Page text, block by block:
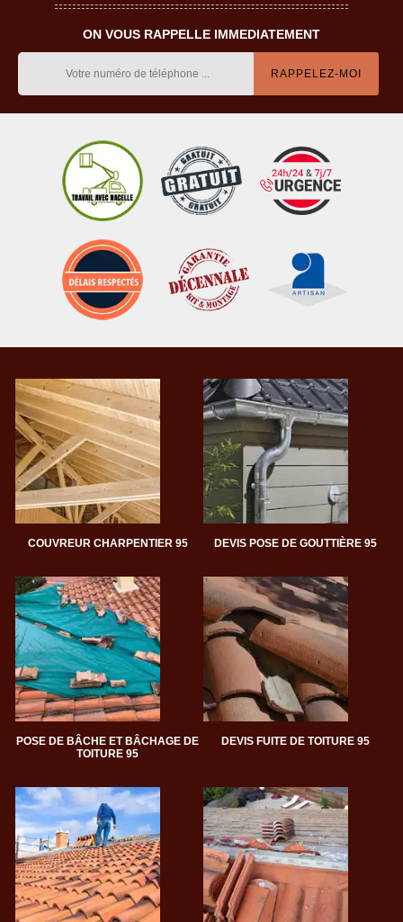
ON VOUS RAPPELLE IMMEDIATEMENT
COUVREUR CHARPENTIER 95 DEVIS POSE DE GOUTTIÈRE 95
POSE DE BÂCHE ET BÂCHAGE DE
TOITURE 95
DEVIS FUITE DE TOITURE 95